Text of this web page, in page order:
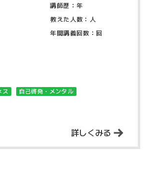
講師歴：年
教えた人数：人
年間講義回数：回
ス 自己啓発・メンタル
詳しくみる